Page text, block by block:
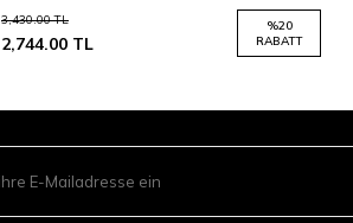
3,430.00TL
2,744.00 TL
%20
RABATT